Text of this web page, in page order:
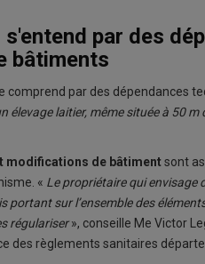
par des
bâtiments
comprend par des dépendances
élevage laitier, même située à 50 m
modifications de bâtimentsont
« Le propriétaire qui envisage
portant sur l’ensemble des
régulariser», conseille Me Victor
des règlements sanitaires